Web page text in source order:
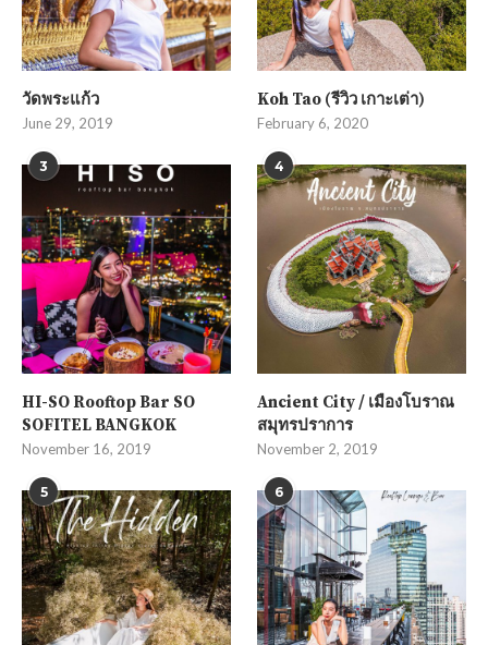
วัดพระแก้ว
June 29, 2019
Koh Tao (รีวิว เกาะเต่า)
February 6, 2020
3
HI-SO Rooftop Bar SO
SOFITEL BANGKOK
November 16, 2019
4
Ancient City / เมืองโบราณ
สมุทรปราการ
November 2, 2019
5 6